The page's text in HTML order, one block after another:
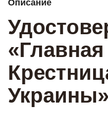
Описание
«Главная
Украины»